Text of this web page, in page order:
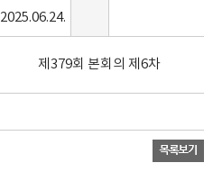
2025.06.24.
제379회 본회의 제6차